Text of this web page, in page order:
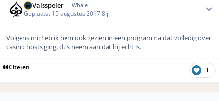
DeValsspeler Whale
Geplaatst 15 augustus 20178 jr
Volgens mij heb ik hem ook gezien in een programma dat volledig over
casino hosts ging, dus neem aan dat hij echt is.
Citeren 1